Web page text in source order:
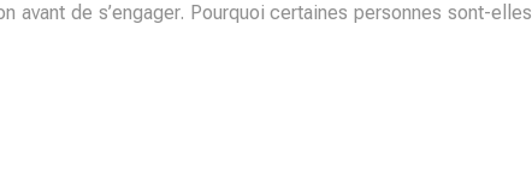
de s’engager. Pourquoi certaines personnes sont-elles